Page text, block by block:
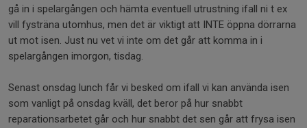
gå in i spelargången och hämta eventuell utrustning ifall ni t ex
vill fysträna utomhus, men det är viktigt att INTE öppna dörrarna
ut mot isen. Just nu vet vi inte om det går att komma in i
spelargången imorgon, tisdag.
Senast onsdag lunch får vi besked om ifall vi kan använda isen
som vanligt på onsdag kväll, det beror på hur snabbt
reparationsarbetet går och hur snabbt det sen går att frysa isen